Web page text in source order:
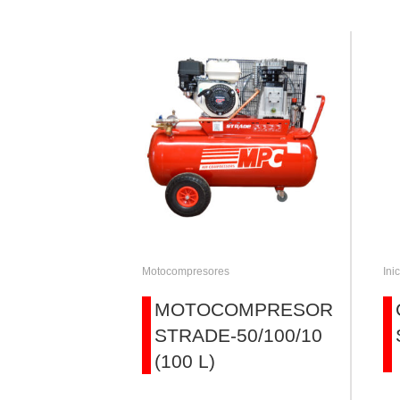
Motocompresores
MOTOCOMPRESOR
STRADE-50/100/10
(100 L)